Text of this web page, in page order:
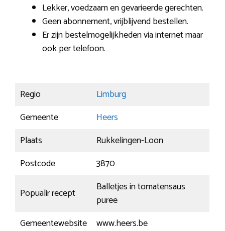
Lekker, voedzaam en gevarieerde gerechten.
Geen abonnement, vrijblijvend bestellen.
Er zijn bestelmogelijkheden via internet maar
ook per telefoon.
Regio
Limburg
Gemeente
Heers
Plaats
Rukkelingen-Loon
Postcode
3870
Popualir recept
Balletjes in tomatensaus
puree
Gemeentewebsite
www.heers.be